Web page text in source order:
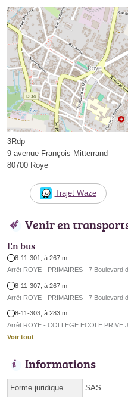
3Rdp
9 avenue François Mitterrand
80700 Roye
Trajet Waze
Venir en
En bus
8-11-301, à 267 m
Arrêt ROYE - PRIMAIRES - 7 Boulevard
8-11-307, à 267 m
Arrêt ROYE - PRIMAIRES - 7 Boulevard
8-11-303, à 283 m
Arrêt ROYE - COLLEGE ECOLE PRIVE
Voir tout
Informations
Forme juridique SAS